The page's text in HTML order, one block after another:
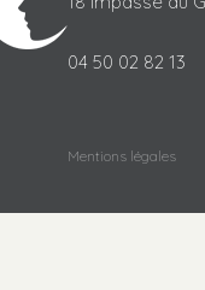
04 50 02 82 13
Mentions légales